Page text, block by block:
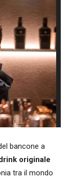
bancone a
originale
tra il mondo